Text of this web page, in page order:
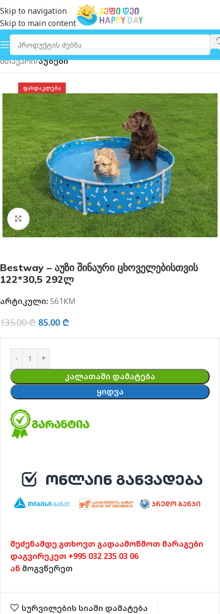
Skip to navigation
Skip to main content
მთავარი აუზები
ᲤᲐᲡᲓᲐᲙᲚᲔᲑᲐ
გახსნა
Bestway – აუზი შინაური ცხოველებისთვის
122*30,5 292ლ
არტიკული: 561KM
135.00₾ 85.00 ₾
ᲙᲐᲚᲐᲗᲐᲨᲘ ᲓᲐᲛᲐᲢᲔᲑᲐ
ᲧᲘᲓᲕᲐ
შეძენამდე გთხოვთ გადაამოწმოთ მარაგები
დაგვირეკეთ +995 032 235 03 06
ან მოგვწერეთ
სურვილების სიაში დამატება